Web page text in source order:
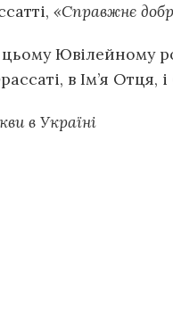
«Справжнє
Ювілейному
в Ім’я Отця,
в Україні